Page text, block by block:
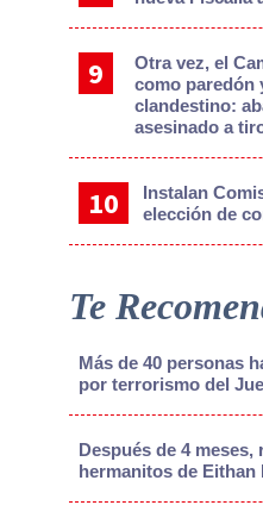
Otra vez, el
como paredón
clandestino:
asesinado a
Instalan
elección de
Te
Más de 40 personas
por terrorismo del
Después de 4 meses,
hermanitos de Eithan